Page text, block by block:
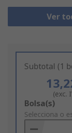
Ver
Subtotal (1
(exc.
Add
to
Basket
Bolsa(s)
Selecciona o